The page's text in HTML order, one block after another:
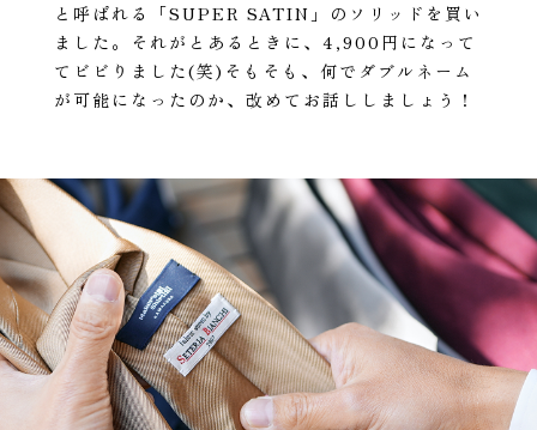
と呼ばれる「SUPER SATIN」のソリッドを買い
ました。それがとあるときに、4,900円になって
てビビりました(笑)そもそも、何でダブルネーム
が可能になったのか、改めてお話ししましょう！